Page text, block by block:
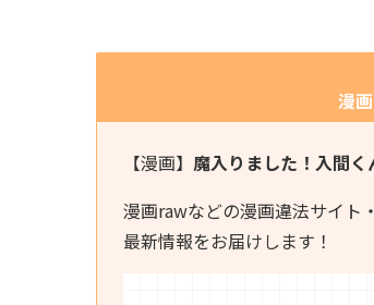
漫
【漫画】 魔入りました！入間く
漫画rawなどの漫画違法サイト
最新情報をお届けします！